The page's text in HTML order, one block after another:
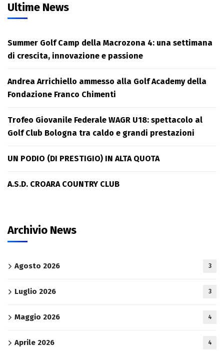
Ultime News
Summer Golf Camp della Macrozona 4: una settimana
di crescita, innovazione e passione
Andrea Arrichiello ammesso alla Golf Academy della
Fondazione Franco Chimenti
Trofeo Giovanile Federale WAGR U18: spettacolo al
Golf Club Bologna tra caldo e grandi prestazioni
UN PODIO (DI PRESTIGIO) IN ALTA QUOTA
A.S.D. CROARA COUNTRY CLUB
Archivio News
Agosto 2026 3
Luglio 2026 3
Maggio 2026 4
Aprile 2026 4